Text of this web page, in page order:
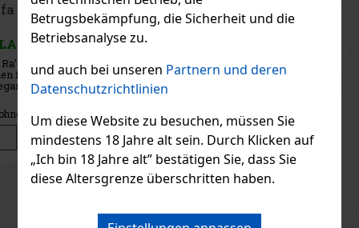
Betrugsbekämpfung, die Sicherheit und die
Betriebsanalyse zu.
und auch bei unseren Partnern und deren
Datenschutzrichtlinien
Um diese Website zu besuchen, müssen Sie
mindestens 18 Jahre alt sein. Durch Klicken auf
„Ich bin 18 Jahre alt” bestätigen Sie, dass Sie
diese Altersgrenze überschritten haben.
Afnan Supremacy Gold EdP U 100ml
AUF LAGER(> 5 st)
Afnan Supremacy Gold ist ein elegantes Unisex-Eau de Parfum mit
blumigen, moschusartigen und holzigen Noten. Es gehört zu den
klassisch angehauchten orientalischen Düften, die luxuriös,
selbstbewusst und langanhaltend wirken. Es eignet sich für Fraue
23.48 € ohne VAT
Bestellen
PreviousNext